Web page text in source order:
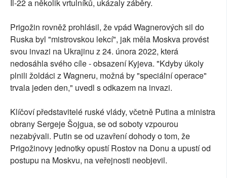
Il-22 a několik vrtulníků, ukázaly záběry.
Prigožin rovněž prohlásil, že vpád Wagnerových sil do
Ruska byl "mistrovskou lekcí", jak měla Moskva provést
svou invazi na Ukrajinu z 24. února 2022, která
nedosáhla svého cíle - obsazení Kyjeva. "Kdyby úkoly
plnili žoldáci z Wagneru, možná by "speciální operace"
trvala jeden den," uvedl s odkazem na invazi.
Klíčoví představitelé ruské vlády, včetně Putina a ministra
obrany Sergeje Šojgua, se od soboty vzpourou
nezabývali. Putin se od uzavření dohody o tom, že
Prigožinovy jednotky opustí Rostov na Donu a upustí od
postupu na Moskvu, na veřejnosti neobjevil.